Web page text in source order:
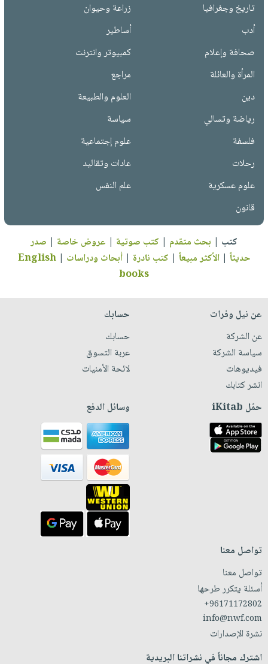
تاريخ وجغرافيا
زراعة وحيوان
أدب
أساطير
صحافة وإعلام
كمبيوتر وانترنت
المرأة والعائلة
مراجع
دين
العلوم والطبيعة
رياضة وتسالي
سياسة
فلسفة
علوم إجتماعية
رحلات
عادات وتقاليد
علوم عسكرية
علم النفس
قانون
كتب | بحث متقدم | كتب صوتية | عروض خاصة | صدر
حديثاً |الأكثر مبيعاً | كتب نادرة |أبحاث ودراسات |
English
books
عن نيل وفرات
عن الشركة
سياسة الشركة
فيديوهات
انشر كتابك
حسابك
حسابك
عربة التسوق
لائحة الأمنيات
حمّل iKitab وسائل الدفع
تواصل معنا
تواصل معنا
أسئلة يتكرر طرحها
+96171172802
info@nwf.com
نشرة الإصدارات
اشترك مجاناً في نشراتنا البريدية